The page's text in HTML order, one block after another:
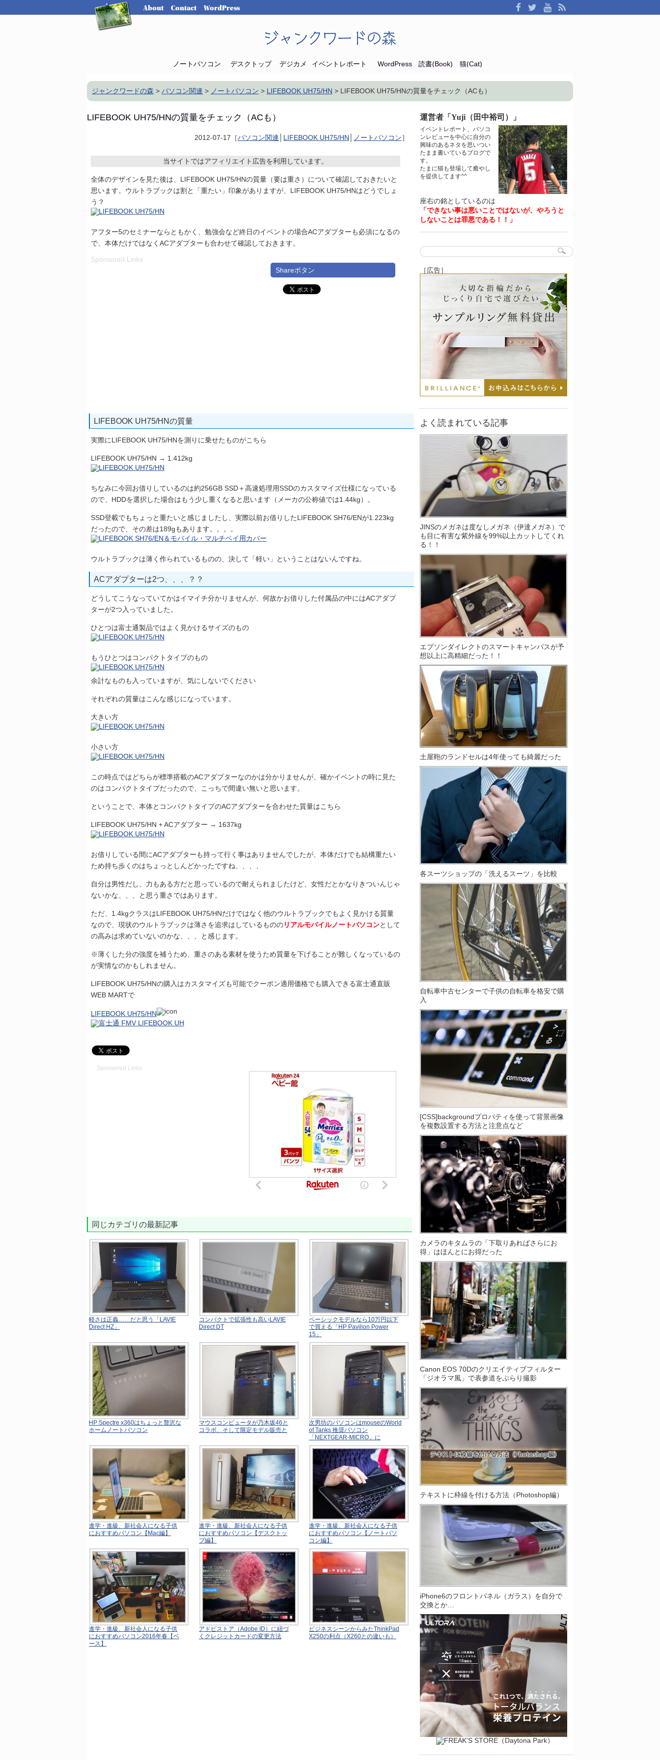
About Contact WordPress
ジャンクワードの森
ノートパソコン デスクトップ デジカメ イベントレポート WordPress 読書(Book) 猫(Cat)
ジャンクワードの森 > パソコン関連 > ノートパソコン > LIFEBOOK UH75/HN > LIFEBOOK UH75/HNの質量をチェック（ACも）
LIFEBOOK UH75/HNの質量をチェック（ACも）
2012-07-17［パソコン関連 LIFEBOOK UH75/HN ノートパソコン］
当サイトではアフィリエイト広告を利用しています。
全体のデザインを見た後は、LIFEBOOK UH75/HNの質量（要は重さ）について確認しておきたいと
思います。ウルトラブックは割と「重たい」印象がありますが、LIFEBOOK UH75/HNはどうでしょ
う？
アフター5のセミナーならともかく、勉強会など終日のイベントの場合ACアダプターも必須になるの
で、本体だけではなくACアダプターも合わせて確認しておきます。
Sponsored Links
Shareボタン
LIFEBOOK UH75/HNの質量
実際にLIFEBOOK UH75/HNを測りに乗せたものがこちら
LIFEBOOK UH75/HN → 1.412kg
ちなみに今回お借りしているのは約256GB SSD＋高速処理用SSDのカスタマイズ仕様になっている
ので、HDDを選択した場合はもう少し重くなると思います（メーカの公称値では1.44kg）。
SSD登載でもちょっと重たいと感じましたし、実際以前お借りしたLIFEBOOK SH76/ENが1.223kg
だったので、その差は189gもあります。。。。
ウルトラブックは薄く作られているものの、決して「軽い」ということはないんですね。
ACアダプターは2つ、、、？？
どうしてこうなっていてかはイマイチ分かりませんが、何故かお借りした付属品の中にはACアダプ
ターが2つ入っていました。
ひとつは富士通製品ではよく見かけるサイズのもの
もうひとつはコンパクトタイプのもの
余計なものも入っていますが、気にしないでください
それぞれの質量はこんな感じになっています。
大きい方
小さい方
この時点ではどちらが標準搭載のACアダプターなのかは分かりませんが、確かイベントの時に見た
のはコンパクトタイプだったので、こっちで間違い無いと思います。
ということで、本体とコンパクトタイプのACアダプターを合わせた質量はこちら
LIFEBOOK UH75/HN + ACアダプター → 1637kg
お借りしている間にACアダプターも持って行く事はありませんでしたが、本体だけでも結構重たい
ため持ち歩くのはちょっとしんどかったですね、、、、
自分は男性だし、力もある方だと思っているので耐えられましたけど、女性だとかなりきついんじゃ
ないかな、、、と思う重さではあります。
ただ、1.4kgクラスはLIFEBOOK UH75/HNだけではなく他のウルトラブックでもよく見かける質量
なので、現状のウルトラブックは薄さを追求はしているもののリアルモバイルノートパソコンとして
の高みは求めていないのかな、、、と感じます。
※薄くした分の強度を補うため、重さのある素材を使うため質量を下げることが難しくなっているの
が実情なのかもしれません。
LIFEBOOK UH75/HNの購入はカスタマイズも可能でクーポン適用価格でも購入できる富士通直販
WEB MARTで
LIFEBOOK UH75/HN
Sponsored Links
同じカテゴリの最新記事
軽さは正義……だと思う「LAVIE
Direct HZ」
コンパクトで拡張性も高いLAVIE
Direct DT
ベーシックモデルなら10万円以下
で買える「HP Pavilion Power
15」
HP Spectre x360はちょっと贅沢な
ホームノートパソコン
マウスコンピュータが乃木坂46と
コラボ、そして限定モデル販売と
次男坊のパソコンはmouseのWorld
of Tanks 推奨パソコン
「NEXTGEAR-MICRO」に
進学・進級、新社会人になる子供
におすすめパソコン【Mac編】
進学・進級、新社会人になる子供
におすすめパソコン【デスクトッ
プ編】
進学・進級、新社会人になる子供
におすすめパソコン【ノートパソ
コン編】
進学・進級、新社会人になる子供
におすすめパソコン2016年春【ベ
ース】
アドビストア（Adobe ID）に紐づ
くクレジットカードの変更方法
ビジネスシーンからみたThinkPad
X250の利点（X260との違いも）
運営者「Yuji（田中裕司）」
イベントレポート、パソコ
ンレビューを中心に自分の
興味のあるネタを思いつい
たまま書いているブログで
す。
たまに猫も登場して癒やし
を提供してます^^
座右の銘としているのは
「できない事は悪いことではないが、やろうと
しないことは罪悪である！！」
［広告］
よく読まれている記事
JINSのメガネは度なしメガネ（伊達メガネ）で
も目に有害な紫外線を99%以上カットしてくれ
る！！
エプソンダイレクトのスマートキャンパスが予
想以上に高精細だった！！
土屋鞄のランドセルは4年使っても綺麗だった
各スーツショップの「洗えるスーツ」を比較
自転車中古センターで子供の自転車を格安で購
入
[CSS]backgroundプロパティを使って背景画像
を複数設置する方法と注意点など
カメラのキタムラの「下取りあればさらにお
得」はほんとにお得だった
Canon EOS 70Dのクリエイティブフィルター
「ジオラマ風」で表参道をぶらり撮影
テキストに枠線を付ける方法（Photoshop編）
iPhone6のフロントパネル（ガラス）を自分で
交換とか…